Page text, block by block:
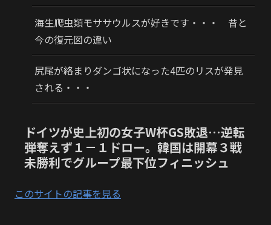
海生爬虫類モササウルスが好きです・・・ 昔と
今の復元図の違い
尻尾が絡まりダンゴ状になった4匹のリスが発見
される・・・
ドイツが史上初の女子W杯GS敗退…逆転
弾奪えず１－１ドロー。韓国は開幕３戦
未勝利でグループ最下位フィニッシュ
このサイトの記事を見る